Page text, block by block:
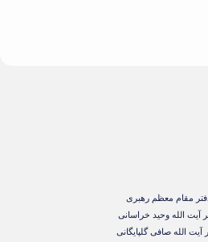
مقام معظم رهبری
آیت الله وحید خراسانی
آیت الله صافی گلپایگانی